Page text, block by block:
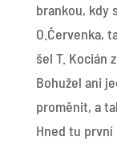
brankou, kdy
O.Červenka,
šel T. Kocián
Bohužel ani
proměnit, a
Hned tu první